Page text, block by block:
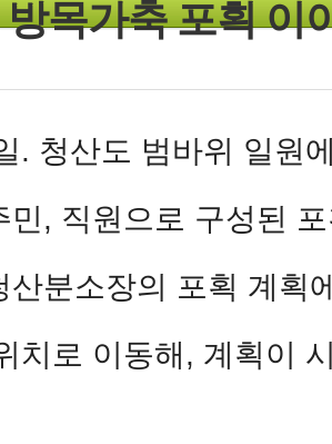
목가축 포획 이
. 청산도 범바위 일원
민, 직원으로 구성된
산분소장의 포획 계획
치로 이동해, 계획이